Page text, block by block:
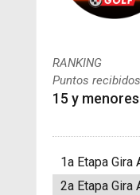
RANKING
Puntos
15 y
1a Etapa Gira
2a Etapa Gira